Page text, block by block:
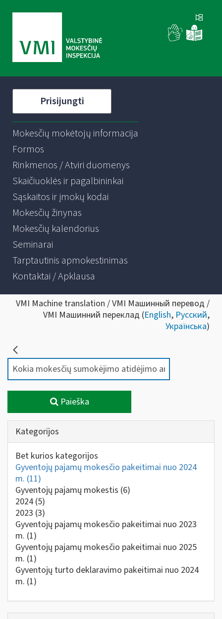
Prisijungti
Mokesčių mokėtojų informacija
Formos
Rinkmenos / Atviri duomenys
Skaičiuoklės ir pagalbininkai
Sąskaitos ir įmokų kodai
Mokesčių žinynas
Mokesčių kalendorius
Seminarai
Tarptautinis apmokestinimas
Kontaktai / Apklausa
VMI Machine translation / VMI Машинный перевод /
VMI Машинний переклад (English, Русский,
Українська)
Paieška
Kategorijos
Bet kurios kategorijos
Gyventojų pajamų mokesčio pakeitimai nuo 2024
m. (11)
Gyventojų pajamų mokestis (6)
2024 (5)
2023 (3)
Gyventojų pajamų mokesčio pakeitimai nuo 2023
m. (1)
Gyventojų pajamų mokesčio pakeitimai nuo 2025
m. (1)
Gyventojų turto deklaravimo pakeitimai nuo 2024
m. (1)